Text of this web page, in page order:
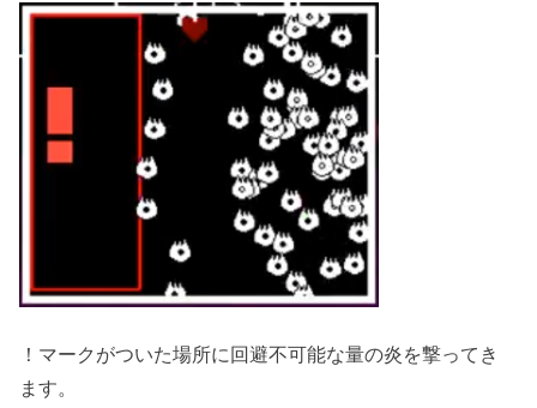
！マークがついた場所に回避不可能な量の炎を撃ってき
ます。